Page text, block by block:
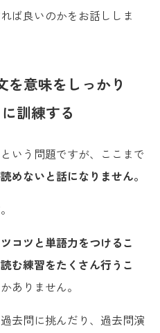
ば良いのかをお話ししま
を意味をしっかり
訓練する
いう問題ですが、ここまで
めないと話になりません。
コツと単語力をつけるこ
む練習をたくさん行うこ
ありません。
去問に挑んだり、過去問演